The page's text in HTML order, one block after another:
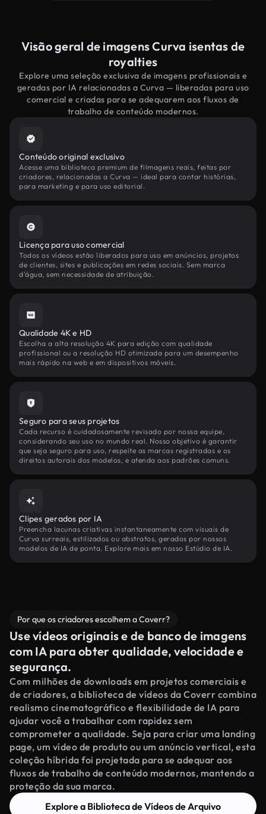
Visão geral de imagens Curva isentas de
royalties
Explore uma seleção exclusiva de imagens profissionais e
geradas por IA relacionadas a Curva — liberadas para uso
comercial e criadas para se adequarem aos fluxos de
trabalho de conteúdo modernos.
Conteúdo original exclusivo
Acesse uma biblioteca premium de filmagens reais, feitas por
criadores, relacionadas a Curva — ideal para contar histórias,
para marketing e para uso editorial.
Licença para uso comercial
Todos os vídeos estão liberados para uso em anúncios, projetos
de clientes, sites e publicações em redes sociais. Sem marca
d'água, sem necessidade de atribuição.
Qualidade 4K e HD
Escolha a alta resolução 4K para edição com qualidade
profissional ou a resolução HD otimizada para um desempenho
mais rápido na web e em dispositivos móveis.
Seguro para seus projetos
Cada recurso é cuidadosamente revisado por nossa equipe,
considerando seu uso no mundo real. Nosso objetivo é garantir
que seja seguro para uso, respeite as marcas registradas e os
direitos autorais dos modelos, e atenda aos padrões comuns.
Clipes gerados por IA
Preencha lacunas criativas instantaneamente com visuais de
Curva surreais, estilizados ou abstratos, gerados por nossos
modelos de IA de ponta. Explore mais em nosso Estúdio de IA.
Por que os criadores escolhem a Coverr?
Use vídeos originais e de banco de imagens
com IA para obter qualidade, velocidade e
segurança.
Com milhões de downloads em projetos comerciais e
de criadores, a biblioteca de vídeos da Coverr combina
realismo cinematográfico e flexibilidade de IA para
ajudar você a trabalhar com rapidez sem
comprometer a qualidade. Seja para criar uma landing
page, um vídeo de produto ou um anúncio vertical, esta
coleção híbrida foi projetada para se adequar aos
fluxos de trabalho de conteúdo modernos, mantendo a
proteção da sua marca.
Explore a Biblioteca de Vídeos de Arquivo